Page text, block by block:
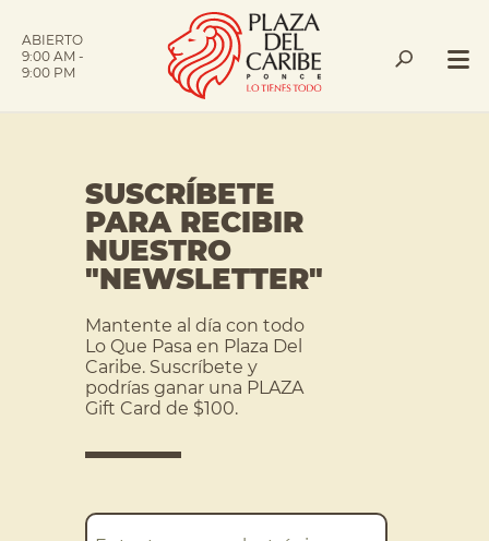
ABIERTO
9:00 AM -
9:00 PM
SUSCRÍBETE
PARA RECIBIR
NUESTRO
"NEWSLETTER"
Mantente al día con todo
Lo Que Pasa en Plaza Del
Caribe. Suscríbete y
podrías ganar una PLAZA
Gift Card de $100.